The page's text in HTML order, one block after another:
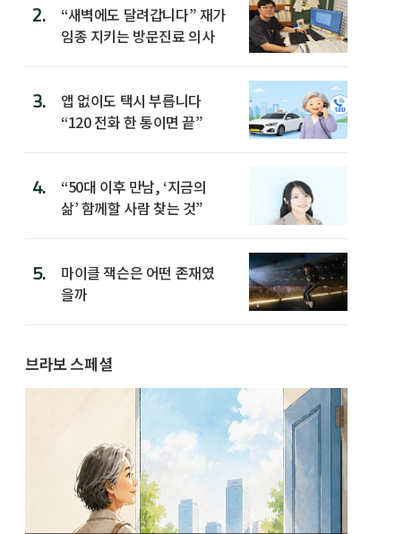
2.
“새벽에도 달려갑니다” 재가
임종 지키는 방문진료 의사
3.
앱 없이도 택시 부릅니다
“120 전화 한 통이면 끝”
4.
“50대 이후 만남, ‘지금의
삶’ 함께할 사람 찾는 것”
5.
마이클 잭슨은 어떤 존재였
을까
브라보 스페셜